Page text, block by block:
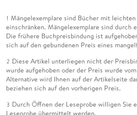
1 Mängelexemplare sind Bücher mit
einschränken. Mängelexemplare sind durch
Die frühere Buchpreisbindung ist
sich auf den gebundenen Preis eines
2 Diese Artikel unterliegen nicht der
wurde aufgehoben oder der Preis wurde
Alternative wird Ihnen auf der Artikelseite
beziehen sich auf den vorherigen Preis.
3 Durch Öffnen der Leseprobe willigen Sie